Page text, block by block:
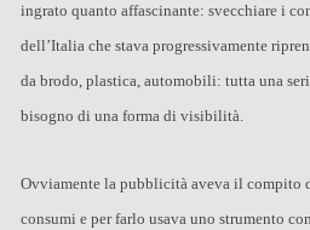
ingrato quanto affascinante: svecchiare i
dell’Italia che stava progressivamente
da brodo, plastica, automobili: tutta una
bisogno di una forma di visibilità.
Ovviamente la pubblicità aveva il compito
consumi e per farlo usava uno strumento